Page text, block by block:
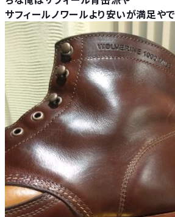
サフィールノワールより安いが満足やで